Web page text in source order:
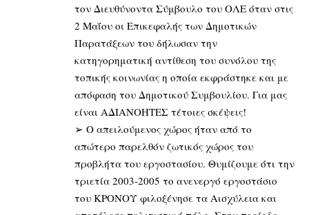
τον Διευθύνοντα Σύμβουλο του ΟΛΕ όταν στις
2 Μαΐου οι Επικεφαλής των Δημοτικών
Παρατάξεων του δήλωσαν την
κατηγορηματική αντίθεση του συνόλου της
τοπικής κοινωνίας η οποία εκφράστηκε και με
απόφαση του Δημοτικού Συμβουλίου. Για μας
είναι ΑΔΙΑΝΟΗΤΕΣ τέτοιες σκέψεις!
➢ Ο απειλούμενος χώρος ήταν από το
απώτερο παρελθόν ζωτικός χώρος του
προβλήτα του εργοστασίου. Θυμίζουμε ότι την
τριετία 2003-2005 το ανενεργό εργοστάσιο
του ΚΡΟΝΟΥ φιλοξένησε τα Αισχύλεια και